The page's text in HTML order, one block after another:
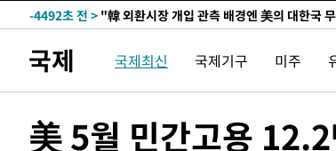
-4319초 전 > '월드컵 탈락 후폭풍' 축구협회…초유의 압수
-3721초 전 >
[속보]종합특검, 대검 추가 압수수색…내란 중
3분 전 >[속보]코스닥, 800p 회복…0.26% 오른 801.67
6분 전 > [속보]원·달러 환율, 0.7원 내린 1423.8원 마감
국제 국제최신 국제기구 미주
美 5월 민간고용